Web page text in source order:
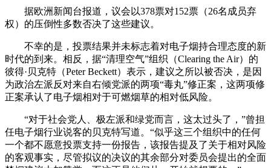
据欧洲新闻台报道，议会以378票对152票（26名成员弃
权）的压倒性多数否决了这些建议。
不幸的是，投票结果并未标志着对电子烟持合理态度的新
时代的到来。相反，据“清理空气”组织（Clearing the Air）的
彼得·贝克特（Peter Beckett）表示，建议之所以被否决，是因
为政治左派反对来自右倾党派的两项“毒丸”修正案，这两项修
正案承认了电子烟相对于可燃烟草的相对低风险。
“对于社会党人、极左派和绿党而言，这太过头了，”曾担
任电子烟行业说客的贝克特写道。“似乎这三个组织中的任何
一个都不愿意投票支持一份报告，该报告提及了关于相对风险
的客观事实，尽管拟议的决议的其余部分对委员会提出的全面